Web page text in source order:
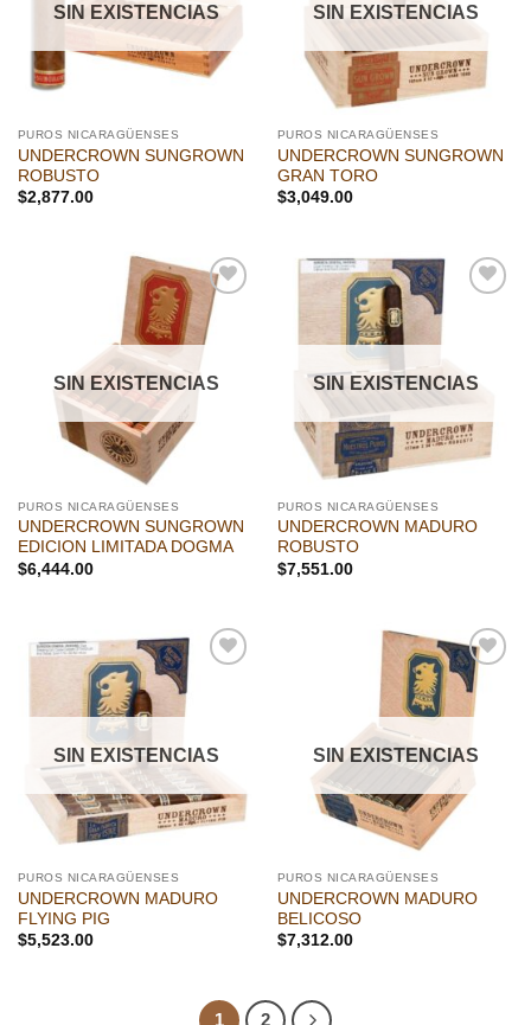
SIN EXISTENCIAS
PUROS NICARAGÜENSES
UNDERCROWN SUNGROWN
ROBUSTO
$2,877.00
SIN EXISTENCIAS
PUROS NICARAGÜENSES
UNDERCROWN SUNGROWN
GRAN TORO
$3,049.00
Añadir
a la
lista de
SIN EXISTENCIAS
PUROS NICARAGÜENSES
UNDERCROWN SUNGROWN
EDICION LIMITADA DOGMA
$6,444.00
SIN EXISTENCIAS
PUROS NICARAGÜENSES
UNDERCROWN MADURO
ROBUSTO
$7,551.00
SIN EXISTENCIAS
PUROS NICARAGÜENSES
UNDERCROWN MADURO
FLYING PIG
$5,523.00
Añadir
a la
lista de
SIN EXISTENCIAS
PUROS NICARAGÜENSES
UNDERCROWN MADURO
BELICOSO
$7,312.00
1 2